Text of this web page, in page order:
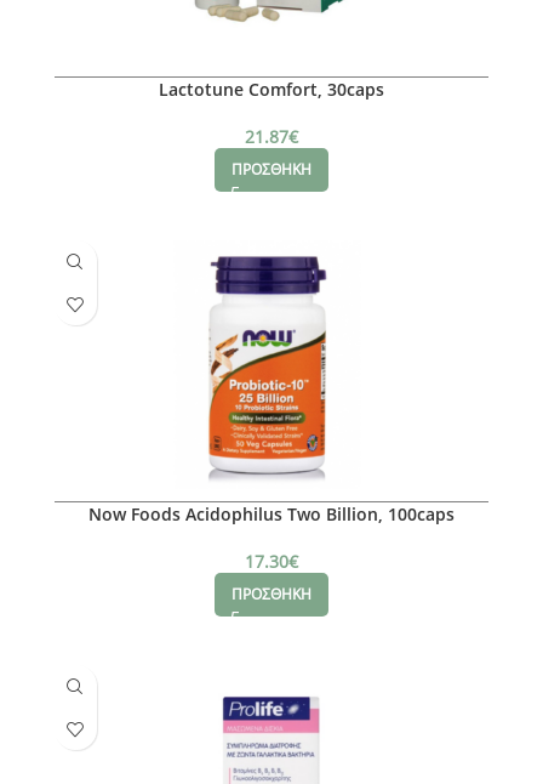
Lactotune Comfort, 30caps
21.87€
ΠΡΟΣΘΗΚΗ
Now Foods Acidophilus Two Billion, 100caps
17.30€
ΠΡΟΣΘΗΚΗ